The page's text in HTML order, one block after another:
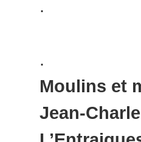
.
.
Moulins et
Jean-